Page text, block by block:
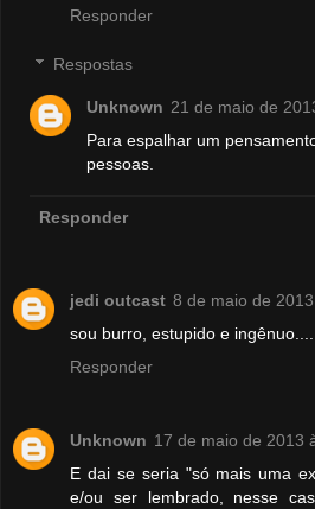
Responder
Respostas
Unknown 21 de maio de
Para espalhar um
pessoas.
Responder
jedi outcast 8 de maio de
sou burro, estupido e ingênuo....
Responder
Unknown 17 de maio de 2013
E dai se seria "só mais uma
e/ou ser lembrado, nesse